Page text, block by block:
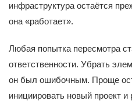
инфраструктура остаётся
она «работает».
Любая попытка пересмотра
ответственности. Убрать
он был ошибочным. Проще
инициировать новый проект и